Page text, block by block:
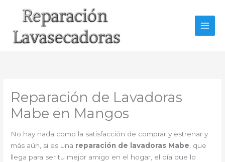
Reparación de Lavadoras
Mabe en Mangos
No hay nada como la satisfacción de comprar y estrenar y
más aún, si es una reparación de lavadoras Mabe, que
llega para ser tu mejor amigo en el hogar, el día que lo